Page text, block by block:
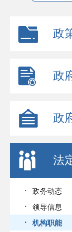
政
政
政
法
政务动态
领导信息
机构职能